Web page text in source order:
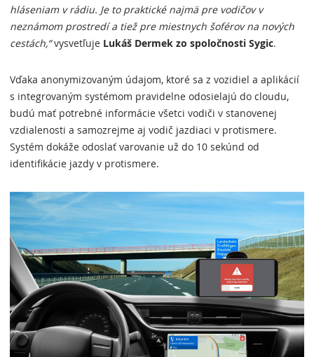
hláseniam v rádiu. Je to praktické najmä pre vodičov v
neznámom prostredí a tiež pre miestnych šoférov na nových
cestách,“vysvetľuje Lukáš Dermek zo spoločnosti Sygic.
Vďaka anonymizovaným údajom, ktoré sa z vozidiel a aplikácií
s integrovaným systémom pravidelne odosielajú do cloudu,
budú mať potrebné informácie všetci vodiči v stanovenej
vzdialenosti a samozrejme aj vodič jazdiaci v protismere.
Systém dokáže odoslať varovanie už do 10 sekúnd od
identifikácie jazdy v protismere.